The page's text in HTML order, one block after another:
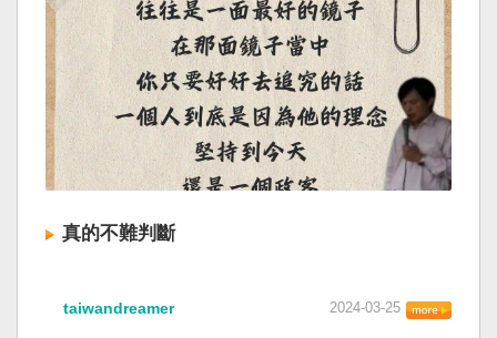
真的不難判斷
taiwandreamer 2024-03-25